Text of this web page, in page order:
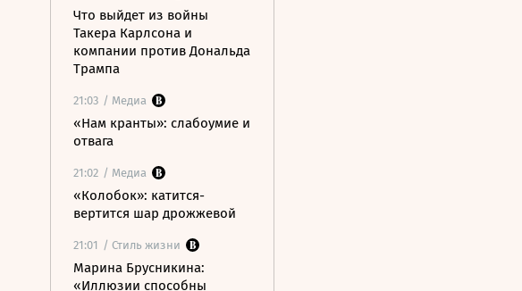
Что выйдет из войны
Такера Карлсона и
компании против Дональда
Трампа
21:03 / Медиа
«Нам кранты»: слабоумие и
отвага
21:02 / Медиа
«Колобок»: катится-
вертится шар дрожжевой
21:01 / Стиль жизни
Марина Брусникина:
«Иллюзии способны